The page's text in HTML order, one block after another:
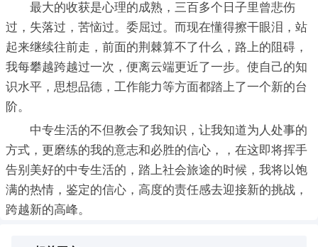
最大的收获是心理的成熟，三百多个日子里曾悲伤
过，失落过，苦恼过。委屈过。而现在懂得擦干眼泪，站
起来继续往前走，前面的荆棘算不了什么，路上的阻碍，
我每攀越跨越过一次，便离云端更近了一步。使自己的知
识水平，思想品德，工作能力等方面都踏上了一个新的台
阶。
中专生活的不但教会了我知识，让我知道为人处事的
方式，更磨练的我的意志和必胜的信心，，在这即将挥手
告别美好的中专生活的，踏上社会旅途的时候，我将以饱
满的热情，鉴定的信心，高度的责任感去迎接新的挑战，
跨越新的高峰。